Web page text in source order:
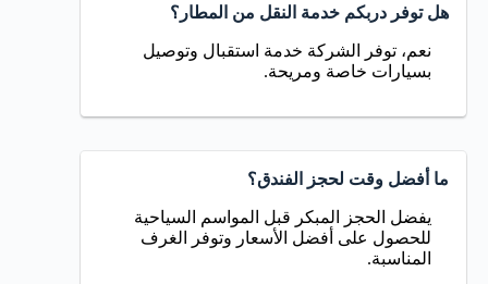
هل توفر دربكم خدمة النقل من المطار؟
نعم، توفر الشركة خدمة استقبال وتوصيل
بسيارات خاصة ومريحة.
ما أفضل وقت لحجز الفندق؟
يفضل الحجز المبكر قبل المواسم السياحية
للحصول على أفضل الأسعار وتوفر الغرف
المناسبة.